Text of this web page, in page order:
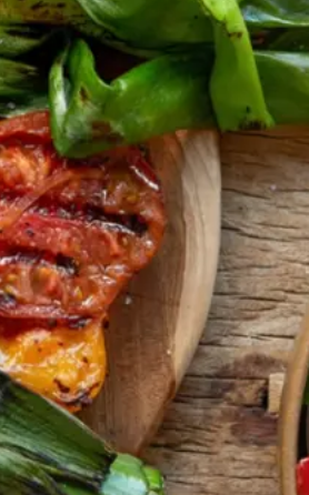
Gem opskrift
Vegansk
Vegetarisk
Vores version af den traditionelle
salat empedrat fra det catalanske
køkken. Spis den med brød som
en let frokost eller i et større
måltid som her. Salbitxada minder
noget om en anden ligeledes
catalansk sauce, romesco. I
Catalonien spises den til såkaldte
calcots, der er små porrelignende
løg. Dem griller man helt sorte, så
fjerner man den yderste skal og
dypper det fløjlsbløde løg i
saucen. Calcots er svære at
opdrive på disse kanter, men små
nye porrer kan bruges.